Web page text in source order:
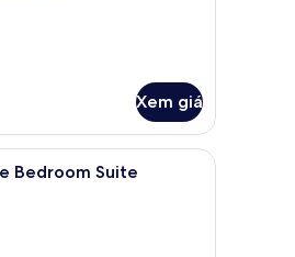
Xem giá
két bảo mật tại phòng, bàn
Bộ đồ giường cao cấp, minibar, két bảo mật
Bedroom Suite